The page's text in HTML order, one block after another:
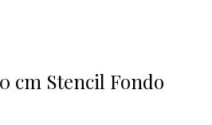
cm Stencil Fondo